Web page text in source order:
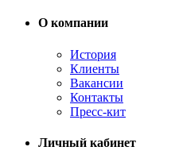
О компании
История
Клиенты
Вакансии
Контакты
Пресс-кит
Личный кабинет